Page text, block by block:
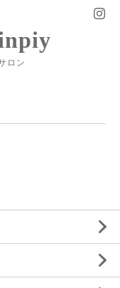
ロン